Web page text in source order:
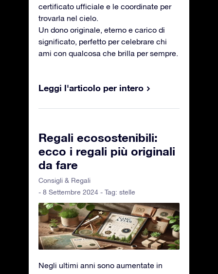
certificato ufficiale e le coordinate per
trovarla nel cielo.
Un dono originale, eterno e carico di
significato, perfetto per celebrare chi
ami con qualcosa che brilla per sempre.
Leggi l'articolo per intero
Regali ecosostenibili:
ecco i regali più originali
da fare
Consigli & Regali
- 8 Settembre 2024 - Tag: stelle
Negli ultimi anni sono aumentate in